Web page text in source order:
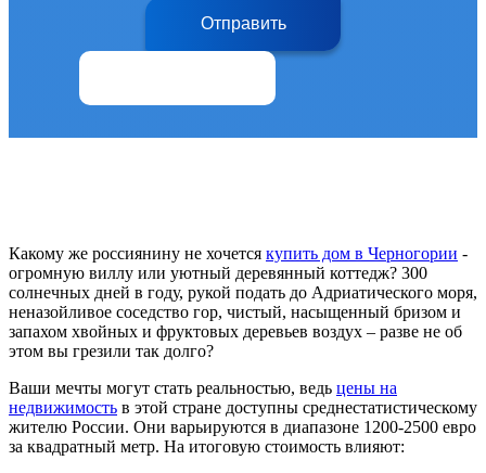
Отправить
Какому же россиянину не хочется купить дом в Черногории -
огромную виллу или уютный деревянный коттедж? 300
солнечных дней в году, рукой подать до Адриатического моря,
неназойливое соседство гор, чистый, насыщенный бризом и
запахом хвойных и фруктовых деревьев воздух – разве не об
этом вы грезили так долго?
Ваши мечты могут стать реальностью, ведь цены на
недвижимость в этой стране доступны среднестатистическому
жителю России. Они варьируются в диапазоне 1200-2500 евро
за квадратный метр. На итоговую стоимость влияют: